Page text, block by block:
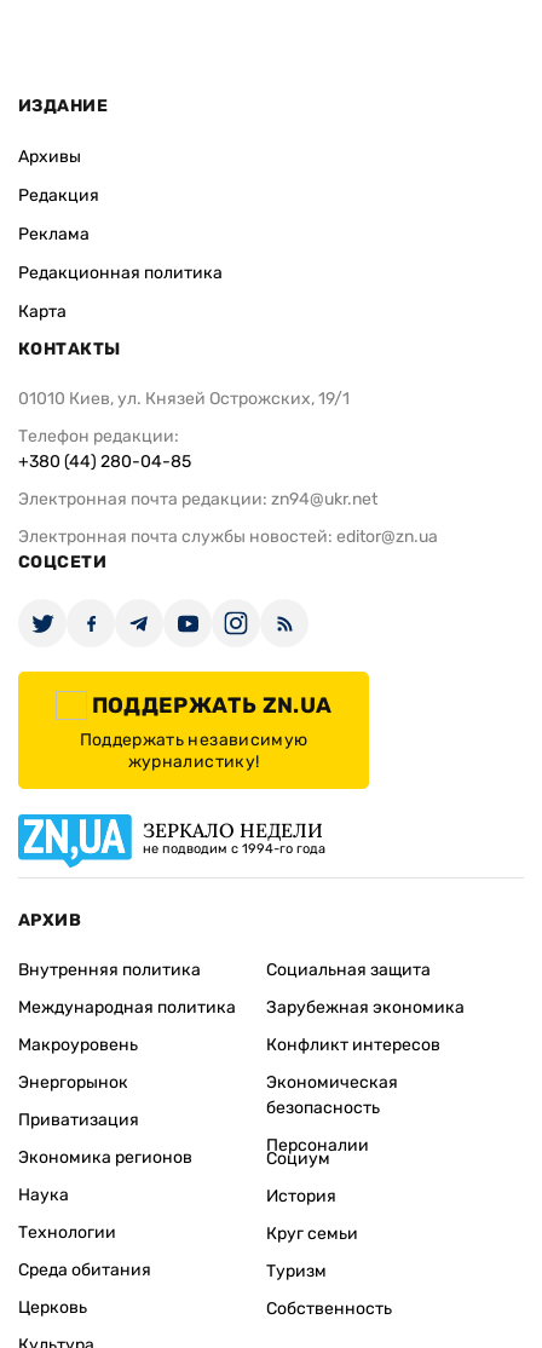
ИЗДАНИЕ
Архивы
Редакция
Реклама
Редакционная политика
Карта
КОНТАКТЫ
01010 Киев, ул. Князей Острожских, 19/1
Телефон редакции:
+380 (44) 280-04-85
Электронная почта редакции: zn94@ukr.net
Электронная почта службы новостей: editor@zn.ua
СОЦСЕТИ
ПОДДЕРЖАТЬ ZN.UA
Поддержать независимую
журналистику!
ЗЕРКАЛО НЕДЕЛИ
не подводим с 1994-го года
АРХИВ
Внутренняя политика
Международная политика
Макроуровень
Энергорынок
Приватизация
Экономика регионов
Социальная защита
Зарубежная экономика
Конфликт интересов
Экономическая
безопасность
Персоналии
Наука
Технологии
Среда обитания
Церковь
Социум
История
Круг семьи
Туризм
Собственность